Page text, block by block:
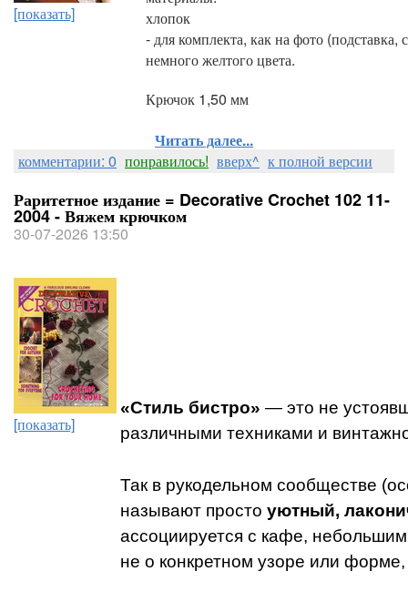
[показать]
хлопок
- для комплекта, как на фото (подставка,
немного желтого цвета.
Крючок 1,50 мм
Читать далее...
комментарии: 0 понравилось! вверх^ к полной версии
Раритетное издание = Decorative Crochet 102 11-
2004 - Вяжем крючком
30-07-2026 13:50
[показать]
«Стиль бистро» — это не
различными техниками и
Так в рукодельном сообществе
называют просто уютный,
ассоциируется с кафе,
не о конкретном узоре или